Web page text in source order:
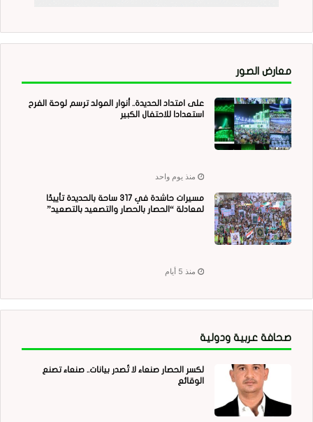
معارض الصور
على امتداد الحديدة.. أنوار المولد ترسم لوحة الفرح
استعدادا للاحتفال الكبير
منذ يوم واحد
مسيرات حاشدة في 317 ساحة بالحديدة تأييدًا
لمعادلة “الحصار بالحصار والتصعيد بالتصعيد”
منذ 5 أيام
صحافة عربية ودولية
لكسر الحصار صنعاء لا تُصدر بيانات.. صنعاء تصنع
الوقائع